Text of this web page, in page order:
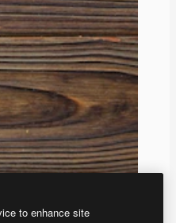
to enhance site